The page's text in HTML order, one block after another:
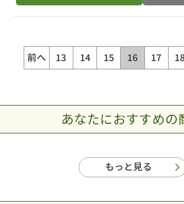
前へ 13 14 15 16 17
あなたにおすすめの
もっと見る